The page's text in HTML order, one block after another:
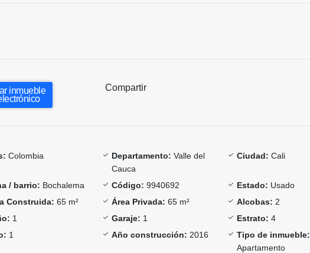
inmueble
Compartir
Colombia Departamento: Valle del
Cauca
Ciudad: Cali
/ barrio: Bochalema Código: 9940692 Estado: Usado
Construida: 65 m² Área Privada: 65 m² Alcobas: 2
1 Garaje: 1 Estrato: 4
1 Año construcción: 2016
Tipo de inmueble:
Apartamento